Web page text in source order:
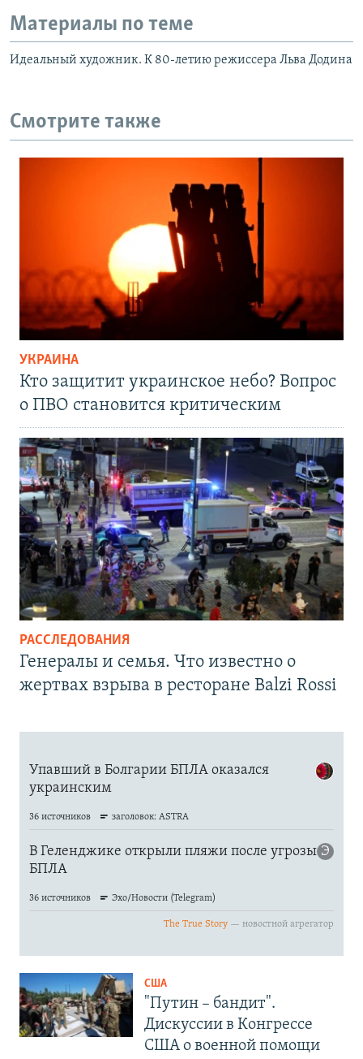
Материалы по теме
Идеальный художник. К 80-летию режиссера Льва Додина
Смотрите также
УКРАИНА
Кто защитит украинское небо? Вопрос
о ПВО становится критическим
РАССЛЕДОВАНИЯ
Генералы и семья. Что известно о
жертвах взрыва в ресторане Balzi Rossi
США
"Путин – бандит".
Дискуссии в Конгрессе
США о военной помощи